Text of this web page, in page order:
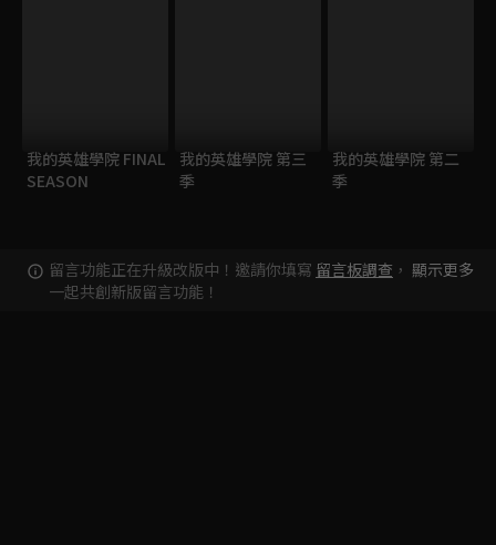
我的英雄學院 FINAL
SEASON
我的英雄學院 第三
季
我的英雄學院 第二
季
留言功能正在升級改版中！邀請你填寫 留言板調查 ，
一起共創新版留言功能！
顯示更多